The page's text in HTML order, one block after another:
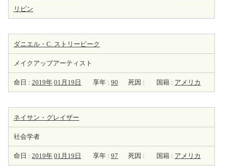
リピン
ダニエル・C. ストリーピーク
メイクアップアーティスト
命日 : 2019年 01月19日 享年 : 90 死因 : 国籍 : アメリカ
ネイサン・グレイザー
社会学者
命日 : 2019年 01月19日 享年 : 97 死因 : 国籍 : アメリカ